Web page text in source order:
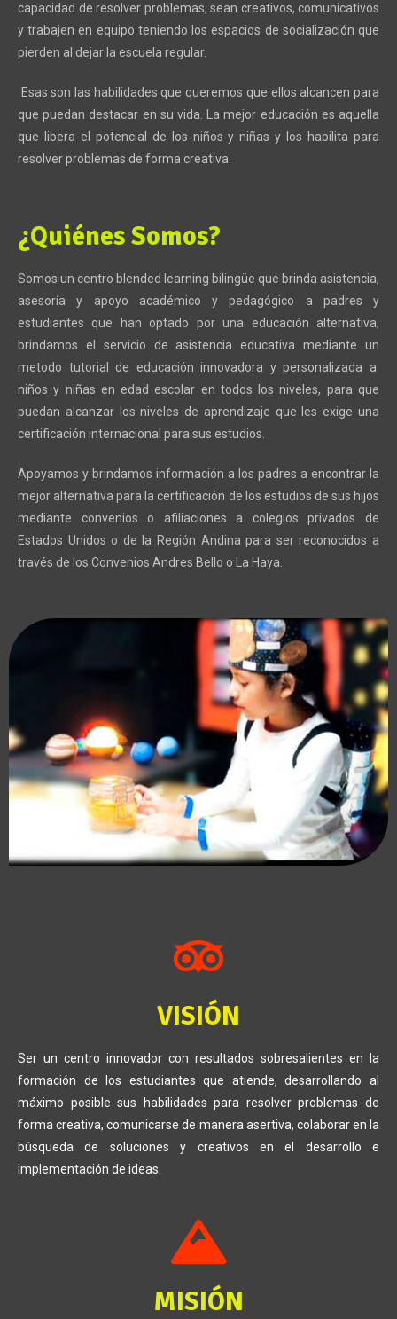
capacidad de resolver problemas, sean creativos, comunicativos
y trabajen en equipo teniendo los espacios de socialización que
pierden al dejar la escuela regular.
Esas son las habilidades que queremos que ellos alcancen para
que puedan destacar en su vida. La mejor educación es aquella
que libera el potencial de los niños y niñas y los habilita para
resolver problemas de forma creativa.
¿Quiénes Somos?
Somos un centro blended learning bilingüe que brinda asistencia,
asesoría y apoyo académico y pedagógico a padres y
estudiantes que han optado por una educación alternativa,
brindamos el servicio de asistencia educativa mediante un
metodo tutorial de educación innovadora y personalizada a
niños y niñas en edad escolar en todos los niveles, para que
puedan alcanzar los niveles de aprendizaje que les exige una
certificación internacional para sus estudios.
Apoyamos y brindamos información a los padres a encontrar la
mejor alternativa para la certificación de los estudios de sus hijos
mediante convenios o afiliaciones a colegios privados de
Estados Unidos o de la Región Andina para ser reconocidos a
través de los Convenios Andres Bello o La Haya.
VISIÓN
Ser un centro innovador con resultados sobresalientes en la
formación de los estudiantes que atiende, desarrollando al
máximo posible sus habilidades para resolver problemas de
forma creativa, comunicarse de manera asertiva, colaborar en la
búsqueda de soluciones y creativos en el desarrollo e
implementación de ideas.
MISIÓN